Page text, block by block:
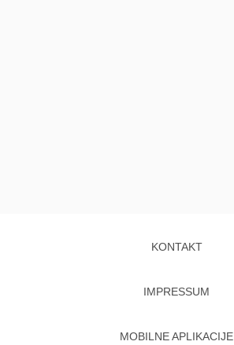
KONTAKT
IMPRESSUM
MOBILNE APLIKACIJE